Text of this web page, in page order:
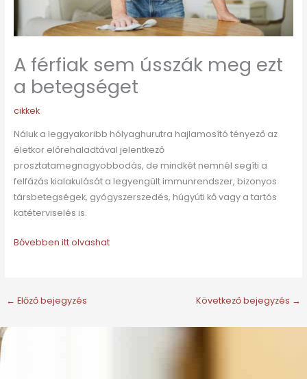
A férfiak sem ússzák meg ezt
a betegséget
cikkek
Náluk a leggyakoribb hólyaghurutra hajlamosító tényező az
életkor előrehaladtával jelentkező
prosztatamegnagyobbodás, de mindkét nemnél segíti a
felfázás kialakulását a legyengült immunrendszer, bizonyos
társbetegségek, gyógyszerszedés, húgyúti kő vagy a tartós
katéterviselés is.
Bővebben itt olvashat
← Előző bejegyzés Következő bejegyzés →